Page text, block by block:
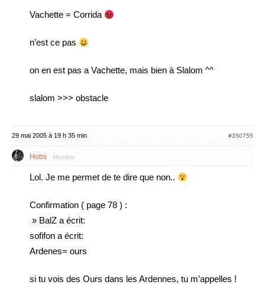
Vachette = Corrida
n’est ce pas
on en est pas a Vachette, mais bien à Slalom ^^
slalom >>> obstacle
29 mai 2005 à 19 h 35 min #350755
Hobs Membre
Lol. Je me permet de te dire que non..
Confirmation ( page 78 ) :
» BalZ a écrit:
sofifon a écrit:
Ardenes= ours
si tu vois des Ours dans les Ardennes, tu m’appelles !